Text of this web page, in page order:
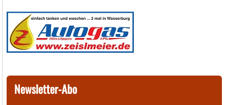
Newsletter-Abo